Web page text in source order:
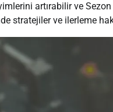
artırabilir ve
stratejiler ve ilerleme